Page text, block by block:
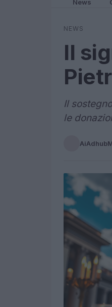
News
NEWS
Il
Il
le